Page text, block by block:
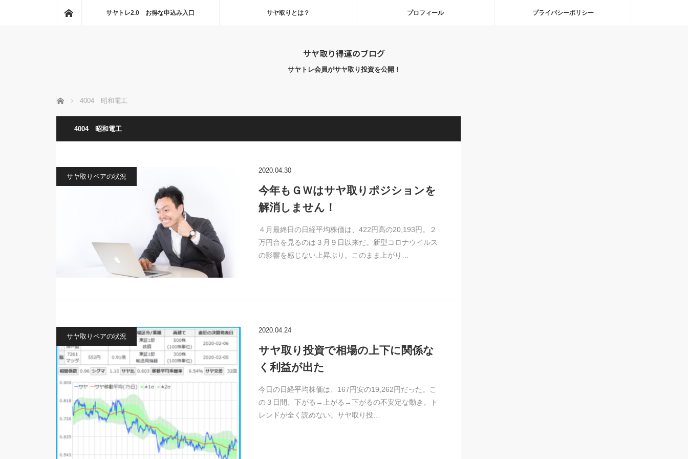
サヤトレ2.0 お得な申込み入口 サヤ取りとは？ プロフィール プライバシーポリシー
サヤ取り得運のブログ
サヤトレ会員がサヤ取り投資を公開！
ホーム 4004 昭和電工
4004 昭和電工
サヤ取りペアの状況
2020.04.30
今年もＧＷはサヤ取りポジションを
解消しません！
４月最終日の日経平均株価は、422円高の20,193円。２
万円台を見るのは３月９日以来だ。新型コロナウイルス
の影響を感じない上昇ぶり。このまま上がり…
サヤ取りペアの状況
2020.04.24
サヤ取り投資で相場の上下に関係な
く利益が出た
今日の日経平均株価は、167円安の19,262円だった。こ
の３日間、下がる→上がる→下がるの不安定な動き。ト
レンドが全く読めない。サヤ取り投…